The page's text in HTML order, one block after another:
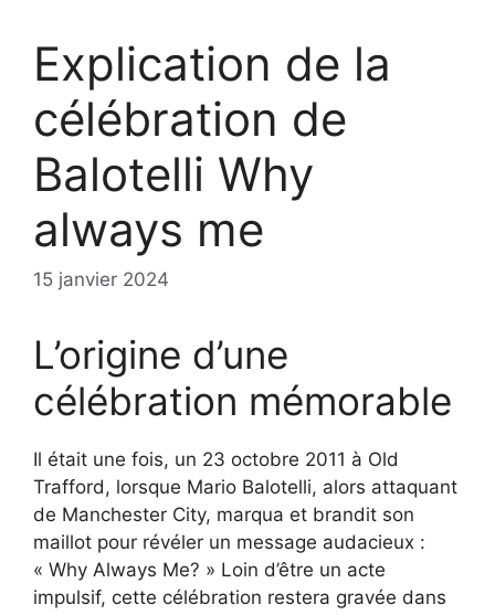
Explication de la
célébration de
Balotelli Why
always me
15 janvier 2024
L’origine d’une
célébration mémorable
Il était une fois, un 23 octobre 2011 à Old
Trafford, lorsque Mario Balotelli, alors attaquant
de Manchester City, marqua et brandit son
maillot pour révéler un message audacieux :
« Why Always Me? » Loin d’être un acte
impulsif, cette célébration restera gravée dans